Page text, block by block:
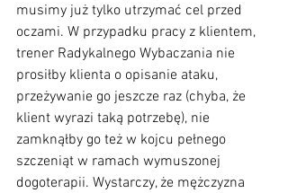
musimy już tylko utrzymać cel przed
oczami. W przypadku pracy z klientem,
trener Radykalnego Wybaczania nie
prosiłby klienta o opisanie ataku,
przeżywanie go jeszcze raz (chyba, że
klient wyrazi taką potrzebę), nie
zamknąłby go też w kojcu pełnego
szczeniąt w ramach wymuszonej
dogoterapii. Wystarczy, że mężczyzna